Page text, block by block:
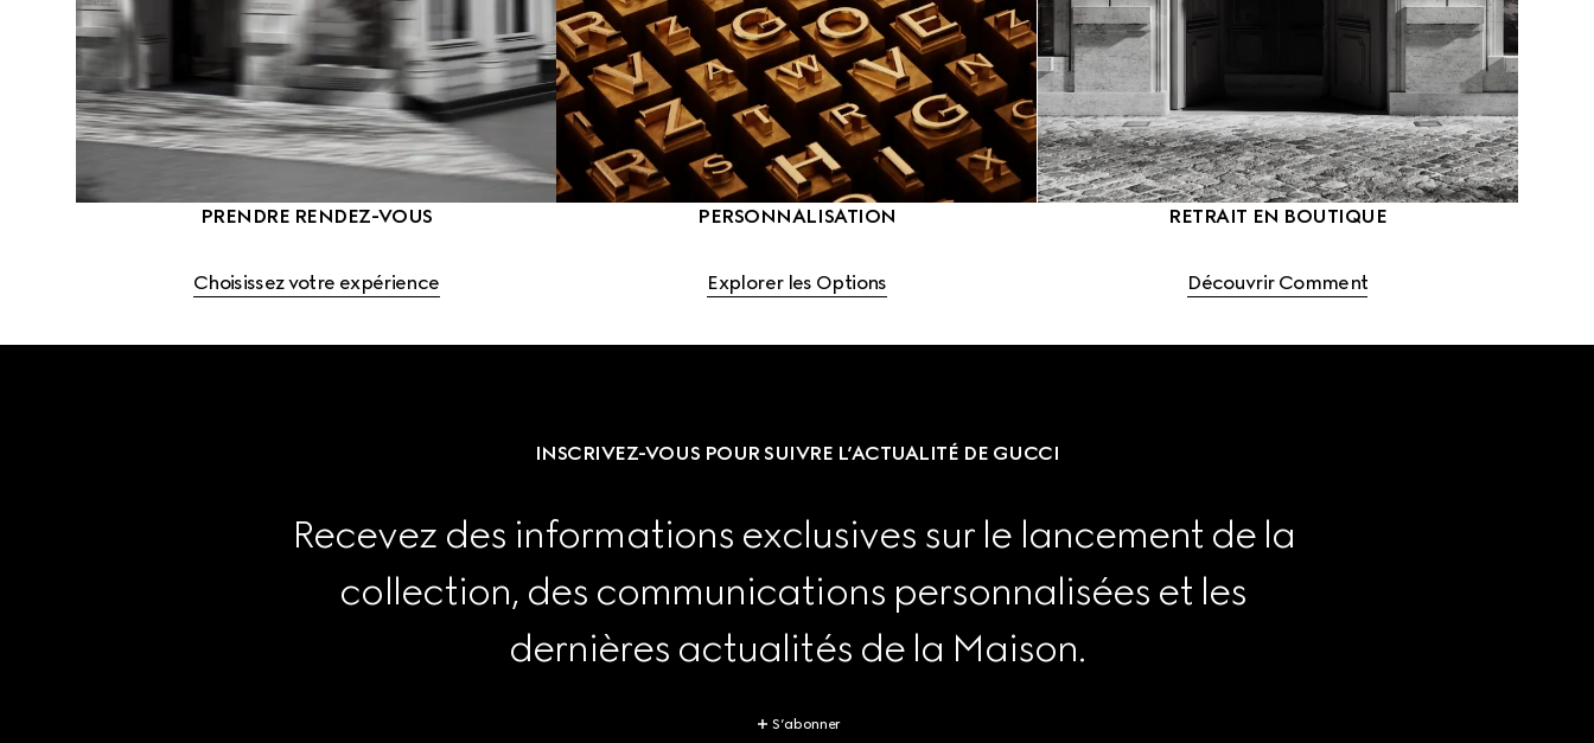
PRENDRE RENDEZ-VOUS
Choisissez votre expérience
PERSONNALISATION
Explorer les Options
RETRAIT EN BOUTIQUE
Découvrir Comment
INSCRIVEZ-VOUS POUR SUIVRE L’ACTUALITÉ DE GUCCI
Recevez des informations exclusives sur le lancement de la
collection, des communications personnalisées et les
dernières actualités de la Maison.
S’abonner